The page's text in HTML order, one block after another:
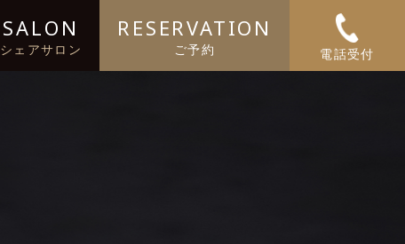
SALON
シェアサロン
RESERVATION
ご予約 電話受付